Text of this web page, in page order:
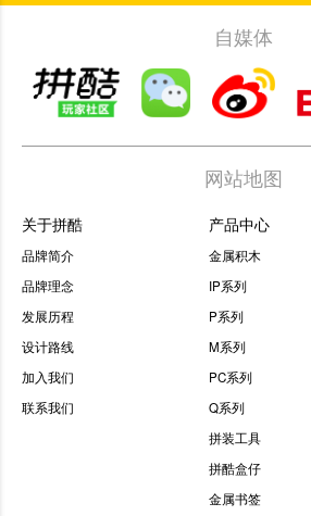
自媒体
网站地图
关于拼酷
品牌简介
品牌理念
发展历程
设计路线
加入我们
联系我们
产品中心
金属积木
IP系列
P系列
M系列
PC系列
Q系列
拼装工具
拼酷盒仔
金属书签